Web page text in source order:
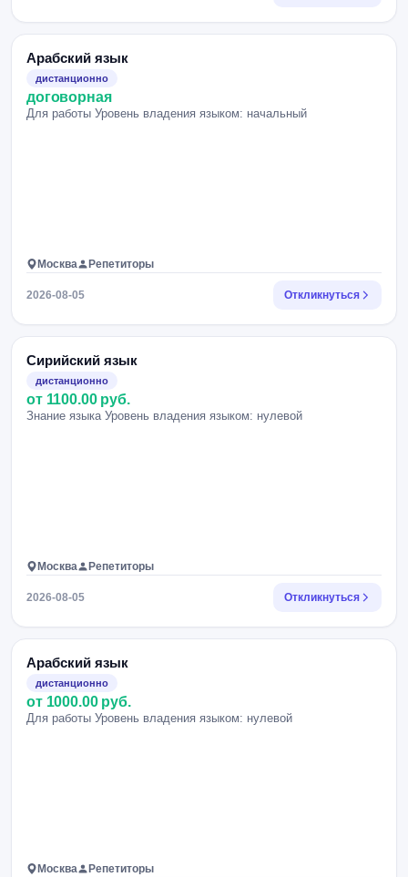
Арабский язык
дистанционно
договорная
Для работы Уровень владения языком: начальный
Москва Репетиторы
2026-08-05 Откликнуться
Сирийский язык
дистанционно
от 1100.00 руб.
Знание языка Уровень владения языком: нулевой
Москва Репетиторы
2026-08-05 Откликнуться
Арабский язык
дистанционно
от 1000.00 руб.
Для работы Уровень владения языком: нулевой
Москва Репетиторы